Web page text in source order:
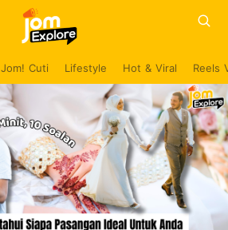
Jom! Cuti Lifestyle Hot & Viral Reels